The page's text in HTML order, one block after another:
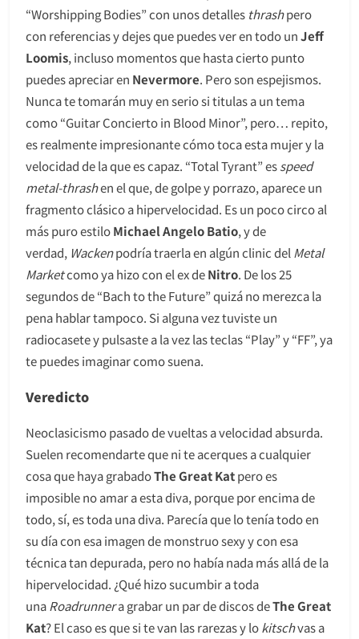
“Worshipping Bodies” con unos detalles thrashpero
con referencias y dejes que puedes ver en todo unJeff
Loomis, incluso momentos que hasta cierto punto
puedes apreciar en Nevermore. Pero son espejismos.
Nunca te tomarán muy en serio si titulas a un tema
como “Guitar Concierto in Blood Minor”, pero… repito,
es realmente impresionante cómo toca esta mujer y la
velocidad de la que es capaz. “Total Tyrant” esspeed
metal-thrashen el que, de golpe y porrazo, aparece un
fragmento clásico a hipervelocidad. Es un poco circo al
más puro estiloMichael Angelo Batio, y de
verdad, Wackenpodría traerla en algún clinic del Metal
Marketcomo ya hizo con el ex deNitro. De los 25
segundos de “Bach to the Future” quizá no merezca la
pena hablar tampoco. Si alguna vez tuviste un
radiocasete y pulsaste a la vez las teclas “Play” y “FF”, ya
te puedes imaginar como suena.
Veredicto
Neoclasicismo pasado de vueltas a velocidad absurda.
Suelen recomendarte que ni te acerques a cualquier
cosa que haya grabadoThe Great Katpero es
imposible no amar a esta diva, porque por encima de
todo, sí, es toda una diva. Parecía que lo tenía todo en
su día con esa imagen de monstruo sexy y con esa
técnica tan depurada, pero no había nada más allá de la
hipervelocidad. ¿Qué hizo sucumbir a toda
una Roadrunnera grabar un par de discos deThe Great
Kat? El caso es que si te van las rarezas y lokitschvas a